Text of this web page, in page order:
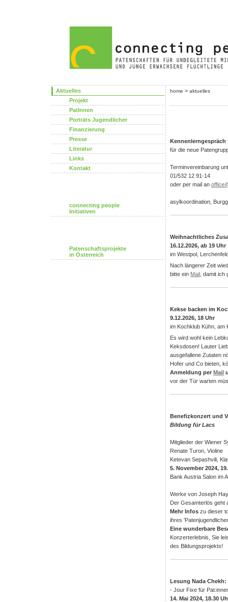
Aktuelles
Projekt
PatInnen
Porträts Jugendlicher
Finanzierung
Presse
Literatur
Links
Kontakt
connecting people
Initiativen
Patenschaftsprojekte
in Österreich
home > aktuelles
Kennenlerngespräch
für die neue
Terminvereinbarung
01/532 12 91-14
oder per mail an
asylkoordination,
Weihnachtliches
16.12.2026, ab 19 Uhr
im Westpol,
Nach längerer Zeit
bitte ein Mail , damit
Kekse backen im
9.12.2026, 18 Uhr
im Kochklub Kühn, am
Es wird wohl kein
Keksdosen! Lauter
ausgefallene Zutaten
Hofer und Co bieten,
Anmeldung per Mail
vor der Tür warten
Benefizkonzert und
Bildung für Lacs
Mitglieder der Wiener
Renate Turon, Violine
Ketevan Sepashvili,
5. November 2024,
Bank Austria Salon im
Werke von Joseph
Der Gesamterlös geht
Mehr Infos zu dieser
ihres
Eine wunderbare
Konzerterlebnis, Sie
des Bildungsprojekts!
Lesung Nada
- Jour Fixe für
14. Mai 2024, 18.30